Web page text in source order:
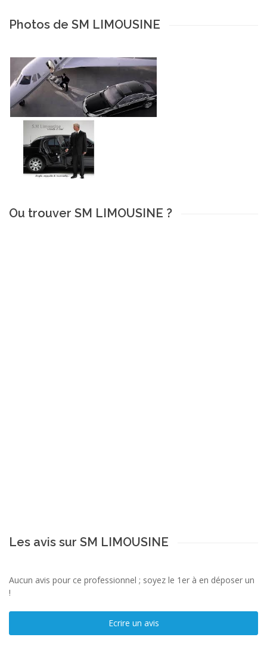
Photos de SM LIMOUSINE
Ou trouver SM LIMOUSINE ?
Les avis sur SM LIMOUSINE
Aucun avis pour ce professionnel ; soyez le 1er à en déposer un
!
Ecrire un avis